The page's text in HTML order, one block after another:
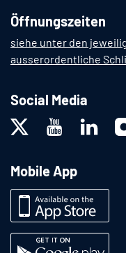
Öffnungszeiten
siehe unter den
ausserordentliche
Social Media
Mobile App